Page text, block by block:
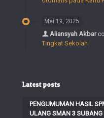
Mei 19, 2025
Aliansyah Akbar
Tingkat Sekolah
Latest posts
PENGUMUMAN HASIL
ULANG SMAN 3 SUBANG